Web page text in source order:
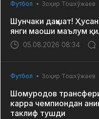
Футбол Зоҳир Тошхўжаев
Шунчаки даҳшат!
янги маоши маълум
05.08.2026 08:34
Футбол Зоҳир Тошхўжаев
Шомуродов
карра чемпиондан
таклиф тушди